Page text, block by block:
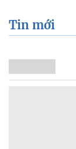
Tin mới